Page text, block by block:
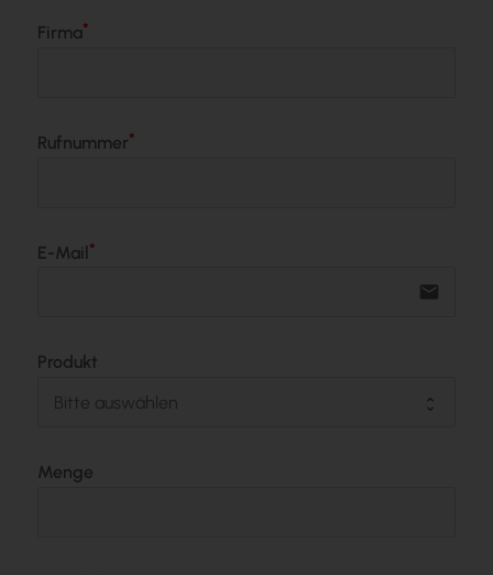
Firma
Rufnummer
E-Mail
email
Produkt
Menge